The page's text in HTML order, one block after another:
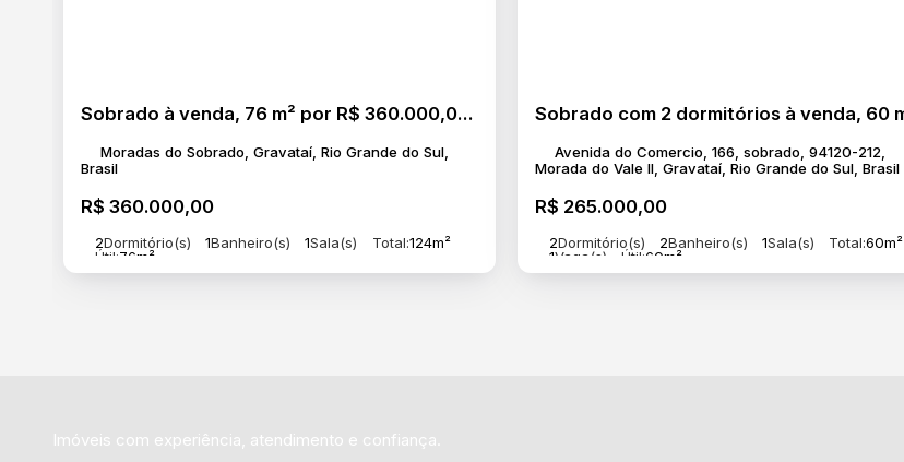
Sobrado à venda, 76 m² por R$ 360.000,00 - Moradas do Sobrado - Gravataí/RS
R$ 360.000,00
Moradas do Sobrado, Gravataí, Rio Grande do Sul,
Brasil
2Dormitório(s) 1Banheiro(s) 1Sala(s) Total:124m²
Útil:76m²
R$ 265.000,00
Avenida do Comercio, 166, sobrado, 94120-212,
Morada do Vale II, Gravataí, Rio Grande do Sul, Brasil
2Dormitório(s) 2Banheiro(s) 1Sala(s) Total:60m²
1Vaga(s) Útil:60m²
Imóveis com experiência, atendimento e confiança.